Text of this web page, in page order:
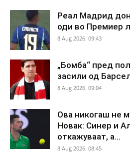
Реал Мадрид
оди во Премиер
8 Aug 2026. 09:43
„Бомба“ пред
засили од
8 Aug 2026. 09:04
Ова никогаш не
Новак: Синер и
откажуваат, а...
8 Aug 2026. 08:45